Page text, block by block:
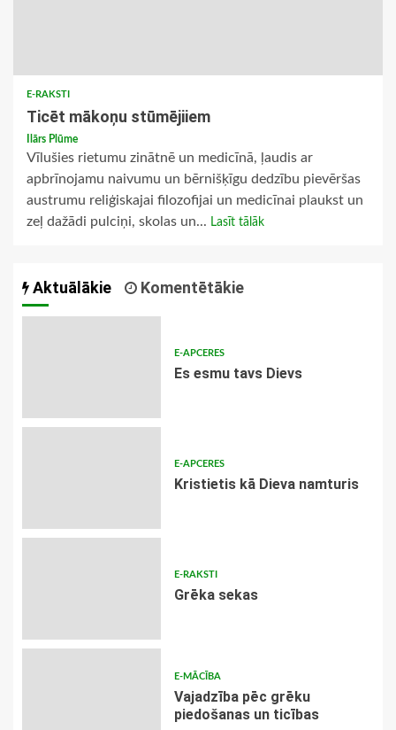
E-RAKSTI
Ticēt mākoņu stūmējiiem
Ilārs Plūme
Vīlušies rietumu zinātnē un medicīnā, ļaudis ar
apbrīnojamu naivumu un bērnišķīgu dedzību pievēršas
austrumu reliģiskajai filozofijai un medicīnai plaukst un
zeļ dažādi pulciņi, skolas un... Lasīt tālāk
Aktuālākie Komentētākie
E-APCERES
Es esmu tavs Dievs
E-APCERES
Kristietis kā Dieva namturis
E-RAKSTI
Grēka sekas
E-MĀCĪBA
Vajadzība pēc grēku
piedošanas un ticības